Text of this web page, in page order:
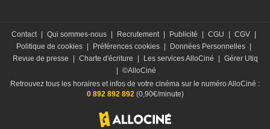
Contact Qui sommes-nous Recrutement Publicité CGU CGV
Politique de cookies
Préférences cookies Données Personnelles
Revue de presse
Charte d'écriture Les services AlloCiné
Gérer Utiq
©AlloCiné
Retrouvez tous les horaires et infos de votre cinéma sur le numéro AlloCiné :
0 892 892 892(0,90€/minute)